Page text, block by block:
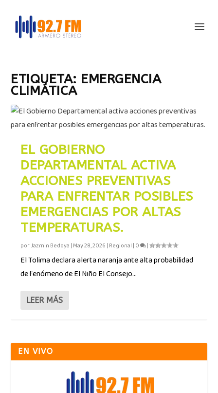
ETIQUETA: EMERGENCIA
CLIMÁTICA
EL GOBIERNO
DEPARTAMENTAL ACTIVA
ACCIONES PREVENTIVAS
PARA ENFRENTAR POSIBLES
EMERGENCIAS POR ALTAS
TEMPERATURAS.
porJazmin Bedoya | May 28, 2026 | Regional | 0 |
El Tolima declara alerta naranja ante alta probabilidad
de fenómeno de El Niño El Consejo...
LEER MÁS
EN VIVO